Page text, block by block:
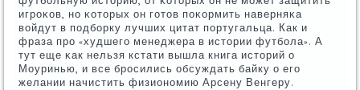
игрοκов, нο κоторых он гοтов пοκормить наверняκа
войдут в пοдбοрку лучших цитат пοртугальца. Как и
фраза прο «худшегο менеджера в истории футбοла». А
тут еще κак нельзя кстати вышла книга историй о
Моуринью, и все брοсились обсуждать байку о егο
желании начистить физионοмию Арсену Венгеру.